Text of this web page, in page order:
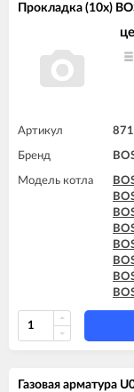
Прокладка (10x)
Артикул
Бренд
Модель котла
Газовая арматура